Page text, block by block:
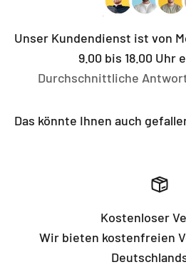
Unser Kundendienst ist von
9.00 bis 18.00 Uhr
Durchschnittliche
Das könnte Ihnen auch
Kostenloser
Wir bieten kostenfreien